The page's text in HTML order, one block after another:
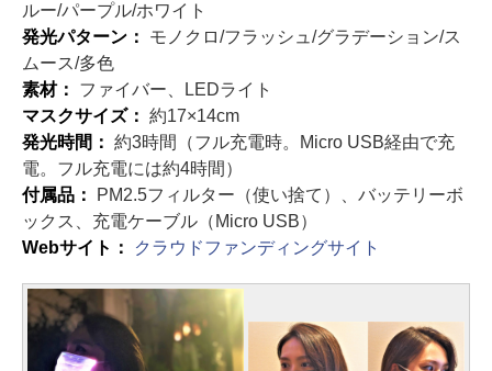
ルー/パープル/ホワイト
発光パターン： モノクロ/フラッシュ/グラデーション/ス
ムース/多色
素材： ファイバー、LEDライト
マスクサイズ： 約17×14cm
発光時間： 約3時間（フル充電時。Micro USB経由で充
電。フル充電には約4時間）
付属品：
PM2.5フィルター（使い捨て）、バッテリーボ
ックス、充電ケーブル（Micro USB）
Webサイト：
クラウドファンディングサイト